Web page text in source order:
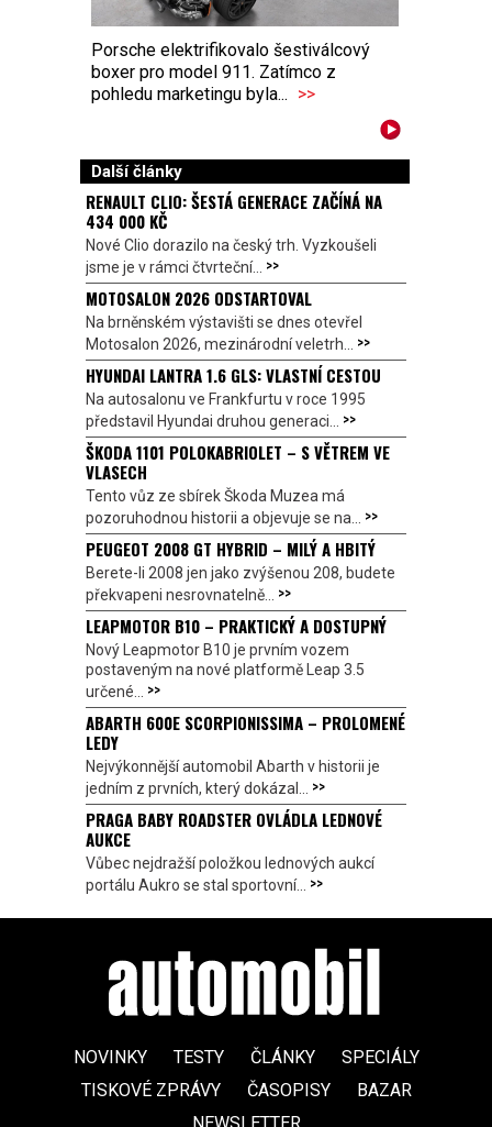
Porsche elektrifikovalo šestiválcový
boxer pro model 911. Zatímco z
pohledu marketingu byla... >>
Další články
RENAULT CLIO: ŠESTÁ GENERACE ZAČÍNÁ NA
434 000 KČ
Nové Clio dorazilo na český trh. Vyzkoušeli
jsme je v rámci čtvrteční... >>
MOTOSALON 2026 ODSTARTOVAL
Na brněnském výstavišti se dnes otevřel
Motosalon 2026, mezinárodní veletrh... >>
HYUNDAI LANTRA 1.6 GLS: VLASTNÍ CESTOU
Na autosalonu ve Frankfurtu v roce 1995
představil Hyundai druhou generaci... >>
ŠKODA 1101 POLOKABRIOLET – S VĚTREM VE
VLASECH
Tento vůz ze sbírek Škoda Muzea má
pozoruhodnou historii a objevuje se na... >>
PEUGEOT 2008 GT HYBRID – MILÝ A HBITÝ
Berete-li 2008 jen jako zvýšenou 208, budete
překvapeni nesrovnatelně... >>
LEAPMOTOR B10 – PRAKTICKÝ A DOSTUPNÝ
Nový Leapmotor B10 je prvním vozem
postaveným na nové platformě Leap 3.5
určené... >>
ABARTH 600E SCORPIONISSIMA – PROLOMENÉ
LEDY
Nejvýkonnější automobil Abarth v historii je
jedním z prvních, který dokázal... >>
PRAGA BABY ROADSTER OVLÁDLA LEDNOVÉ
AUKCE
Vůbec nejdražší položkou lednových aukcí
portálu Aukro se stal sportovní... >>
NOVINKY TESTY ČLÁNKY
SPECIÁLY
TISKOVÉ ZPRÁVY
ČASOPISY
BAZAR
NEWSLETTER